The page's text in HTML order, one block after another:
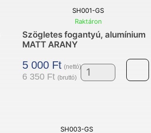
SH001-GS
Raktáron
Szögletes fogantyú, alumínium
MATT ARANY
5 000 Ft (nettó)
6 350 Ft (bruttó)
Szögletes
MATT
SH003-GS